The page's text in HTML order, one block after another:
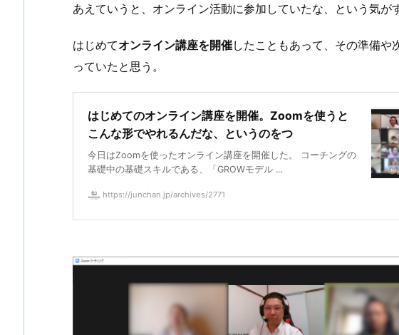
あえていうと、オンライン活動に参加していたな、という気が
はじめてオンライン講座を開催したこともあって、その準備や
っていたと思う。
はじめてのオンライン講座を開催。Zoomを使うと
こんな形でやれるんだな、というのをつ
今日はZoomを使ったオンライン講座を開催した。 コーチングの
基礎中の基礎スキルである、「GROWモデル ...
https://junchan.jp/archives/2771